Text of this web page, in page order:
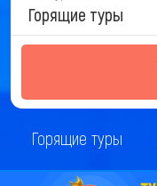
Горящие туры
Горящие туры